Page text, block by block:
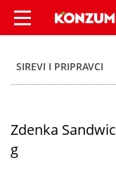
SIREVI I PRIPRAVCI
Zdenka
g